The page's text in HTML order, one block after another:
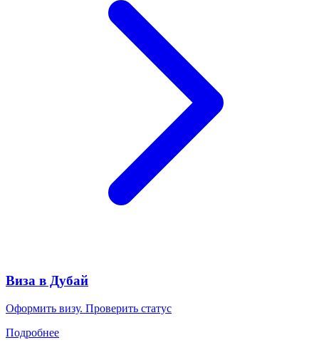
Виза в Дубай
Оформить визу. Проверить статус
Подробнее